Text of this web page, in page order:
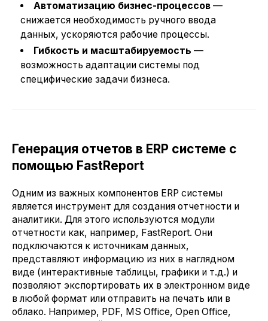
Автоматизацию бизнес-процессов—
снижается необходимость ручного ввода
данных, ускоряются рабочие процессы.
Гибкость и масштабируемость —
возможность адаптации системы под
специфические задачи бизнеса.
Генерация отчетов в ERP системе с
помощью FastReport
Одним из важных компонентов ERP системы
является инструмент для создания отчетности и
аналитики. Для этого используются модули
отчетности как, например, FastReport. Они
подключаются к источникам данных,
представляют информацию из них в наглядном
виде (интерактивные таблицы, графики и т.д.) и
позволяют экспортировать их в электронном виде
в любой формат или отправить на печать или в
облако. Например, PDF, MS Office, Open Office,